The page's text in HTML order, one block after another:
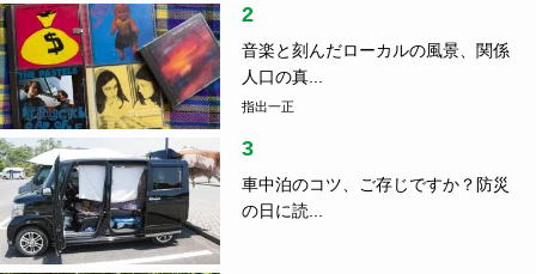
車中泊のコツ、ご存じですか？防災
の日に読...
4
【アウトドア】クマの心配なく、安
心してキ...